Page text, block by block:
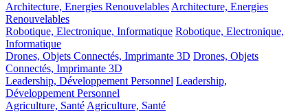
Architecture, Energies Renouvelables Architecture, Energies
Renouvelables
Robotique, Electronique, Informatique Robotique, Electronique,
Informatique
Drones, Objets Connectés, Imprimante 3D Drones, Objets
Connectés, Imprimante 3D
Leadership, Développement Personnel Leadership,
Développement Personnel
Agriculture, Santé Agriculture, Santé